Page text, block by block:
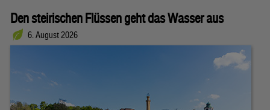
Den steirischen Flüssen geht das Wasser aus
6. August 2026